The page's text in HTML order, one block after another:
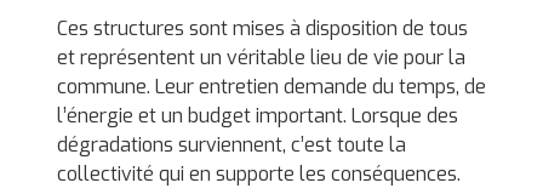
Ces structures sont mises à disposition de tous
et représentent un véritable lieu de vie pour la
commune. Leur entretien demande du temps, de
l’énergie et un budget important. Lorsque des
dégradations surviennent, c’est toute la
collectivité qui en supporte les conséquences.